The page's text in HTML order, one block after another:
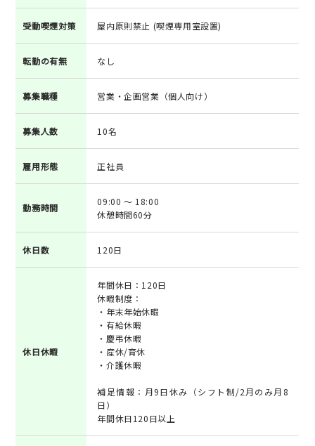
受動喫煙対策 屋内原則禁止 (喫煙専用室設置)
転勤の有無 なし
募集職種 営業・企画営業（個人向け）
募集人数 10名
雇用形態 正社員
勤務時間
09:00 ～ 18:00
休憩時間60分
休日数 120日
休日休暇
年間休日：120日
休暇制度：
・年末年始休暇
・有給休暇
・慶弔休暇
・産休/育休
・介護休暇
補足情報：月9日休み（シフト制/2月のみ月8
日）
年間休日120日以上